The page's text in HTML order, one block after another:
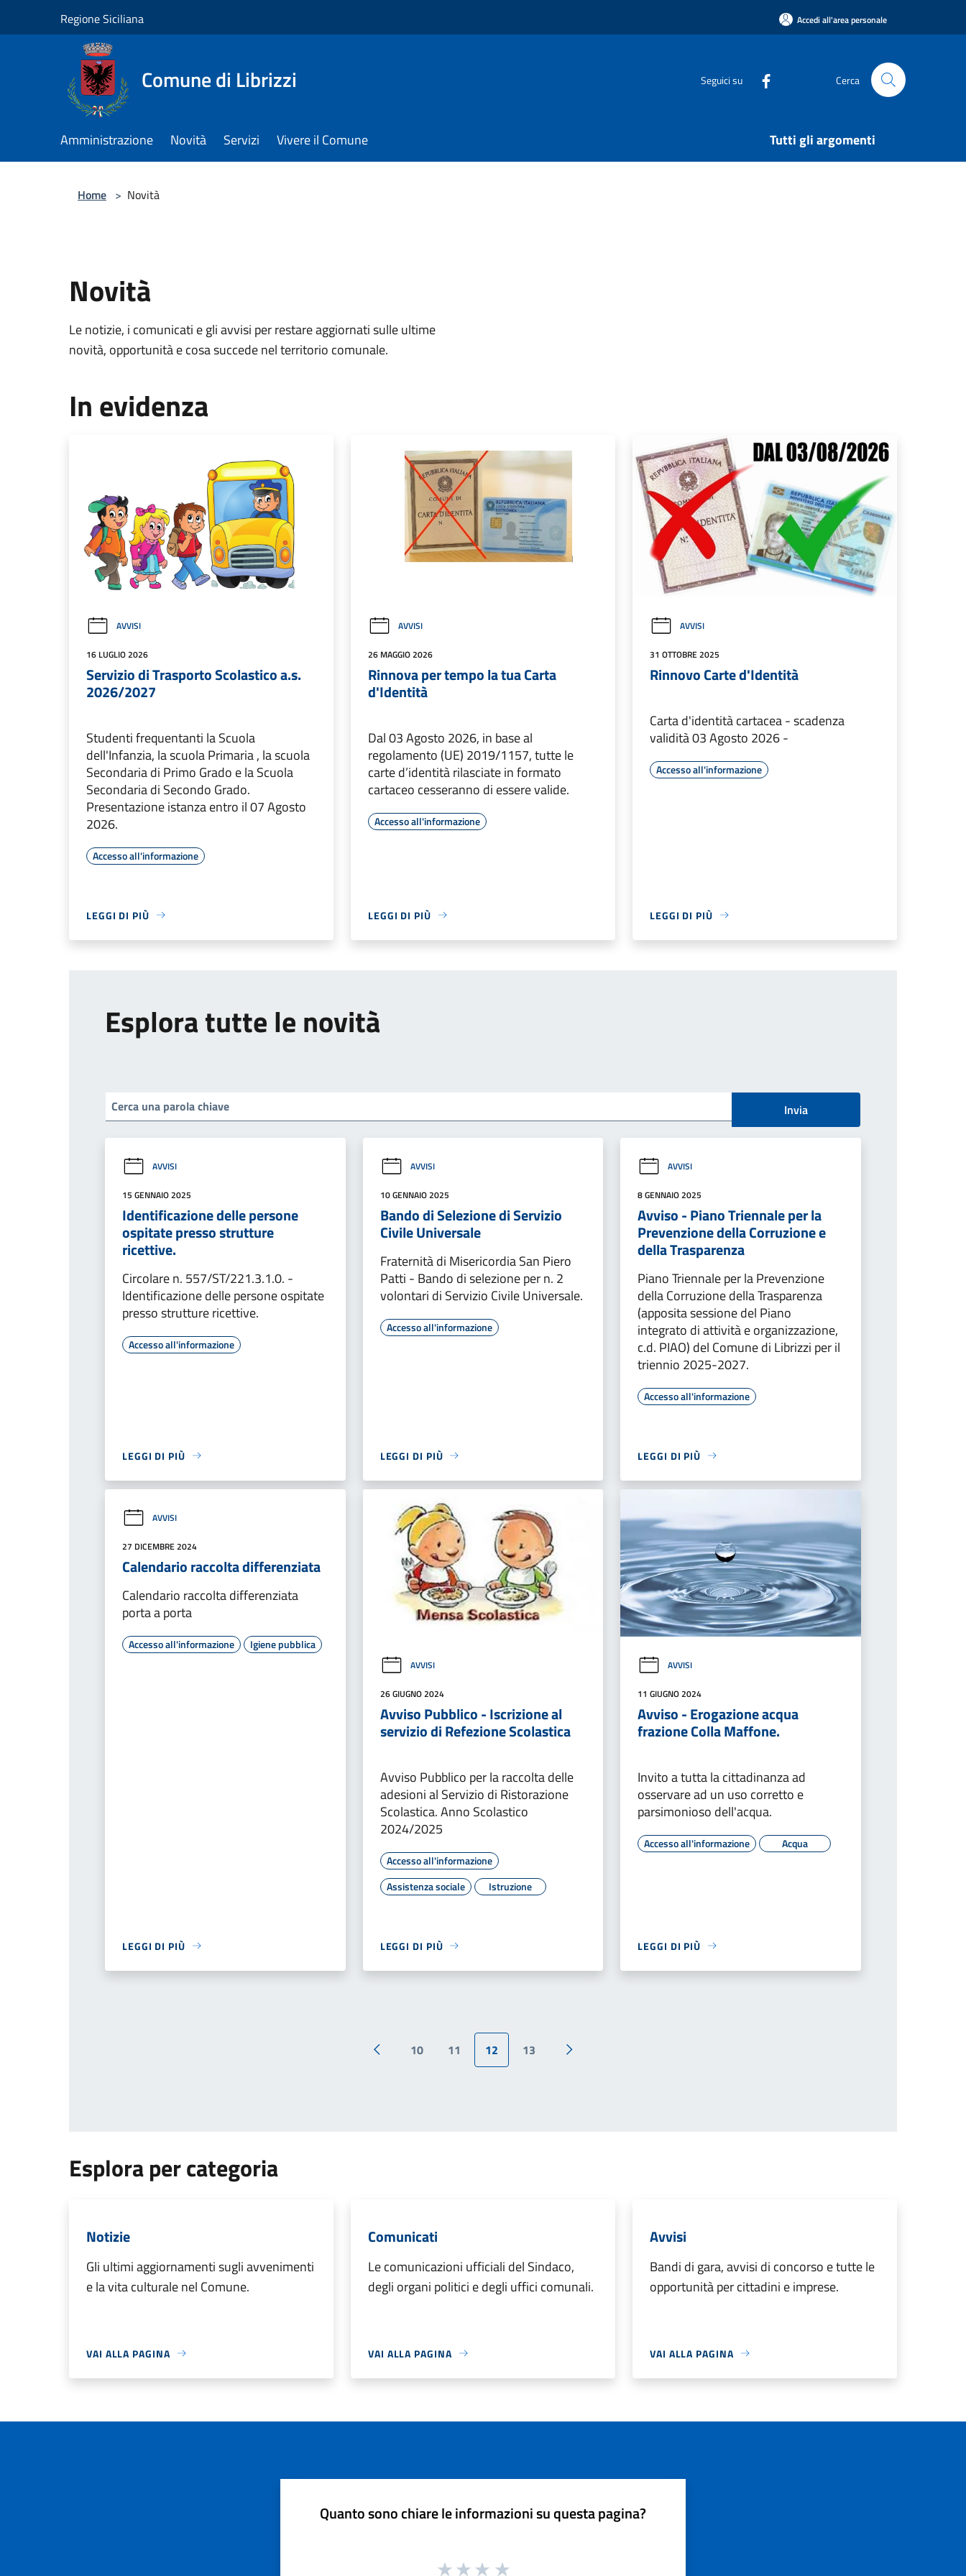
Regione Siciliana Accedi all'area personale
Comune di Librizzi Seguici su Cerca
Amministrazione Novità Servizi Vivere il Comune Tutti gli argomenti
Home > Novità
Novità
Le notizie, i comunicati e gli avvisi per restare aggiornati sulle ultime
novità, opportunità e cosa succede nel territorio comunale.
In evidenza
AVVISI
16 LUGLIO 2026
Servizio di Trasporto Scolastico a.s.
2026/2027
Studenti frequentanti la Scuola
dell'Infanzia, la scuola Primaria , la scuola
Secondaria di Primo Grado e la Scuola
Secondaria di Secondo Grado.
Presentazione istanza entro il 07 Agosto
2026.
Accesso all'informazione
LEGGI DI PIÙ
AVVISI
26 MAGGIO 2026
Rinnova per tempo la tua Carta
d'Identità
Dal 03 Agosto 2026, in base al
regolamento (UE) 2019/1157, tutte le
carte d’identità rilasciate in formato
cartaceo cesseranno di essere valide.
Accesso all'informazione
LEGGI DI PIÙ
AVVISI
31 OTTOBRE 2025
Rinnovo Carte d'Identità
Carta d'identità cartacea - scadenza
validità 03 Agosto 2026 -
Accesso all'informazione
LEGGI DI PIÙ
Esplora tutte le novità
Invia
AVVISI
15 GENNAIO 2025
Identificazione delle persone
ospitate presso strutture
ricettive.
Circolare n. 557/ST/221.3.1.0. -
Identificazione delle persone ospitate
presso strutture ricettive.
Accesso all'informazione
LEGGI DI PIÙ
AVVISI
10 GENNAIO 2025
Bando di Selezione di Servizio
Civile Universale
Fraternità di Misericordia San Piero
Patti - Bando di selezione per n. 2
volontari di Servizio Civile Universale.
Accesso all'informazione
LEGGI DI PIÙ
AVVISI
8 GENNAIO 2025
Avviso - Piano Triennale per la
Prevenzione della Corruzione e
della Trasparenza
Piano Triennale per la Prevenzione
della Corruzione della Trasparenza
(apposita sessione del Piano
integrato di attività e organizzazione,
c.d. PIAO) del Comune di Librizzi per il
triennio 2025-2027.
Accesso all'informazione
LEGGI DI PIÙ
AVVISI
27 DICEMBRE 2024
Calendario raccolta differenziata
Calendario raccolta differenziata
porta a porta
Accesso all'informazione Igiene pubblica
LEGGI DI PIÙ
AVVISI
26 GIUGNO 2024
Avviso Pubblico - Iscrizione al
servizio di Refezione Scolastica
Avviso Pubblico per la raccolta delle
adesioni al Servizio di Ristorazione
Scolastica. Anno Scolastico
2024/2025
Accesso all'informazione
Assistenza sociale
Istruzione
LEGGI DI PIÙ
AVVISI
11 GIUGNO 2024
Avviso - Erogazione acqua
frazione Colla Maffone.
Invito a tutta la cittadinanza ad
osservare ad un uso corretto e
parsimonioso dell'acqua.
Accesso all'informazione Acqua
LEGGI DI PIÙ
Pagina precedente
10 11 12 13
Pagina successiva
Esplora per categoria
Notizie
Gli ultimi aggiornamenti sugli avvenimenti
e la vita culturale nel Comune.
VAI ALLA PAGINA
Comunicati
Le comunicazioni ufficiali del Sindaco,
degli organi politici e degli uffici comunali.
VAI ALLA PAGINA
Avvisi
Bandi di gara, avvisi di concorso e tutte le
opportunità per cittadini e imprese.
VAI ALLA PAGINA
Quanto sono chiare le informazioni su questa pagina?